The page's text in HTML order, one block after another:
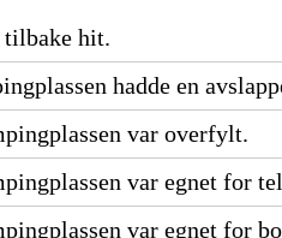
hit.
hadde en
var overfylt.
var egnet for
var egnet for